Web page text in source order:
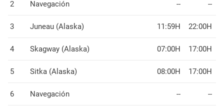
2 Navegación -- --
3 Juneau (Alaska) 11:59H 22:00H
4 Skagway (Alaska) 07:00H 17:00H
5 Sitka (Alaska) 08:00H 17:00H
6 Navegación -- --